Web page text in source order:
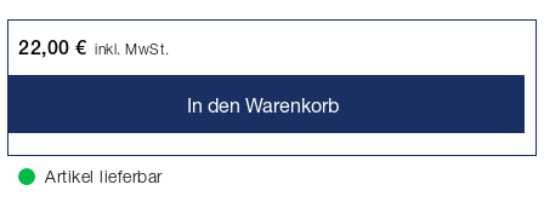
22,00 € inkl. MwSt.
In den Warenkorb
Artikel lieferbar